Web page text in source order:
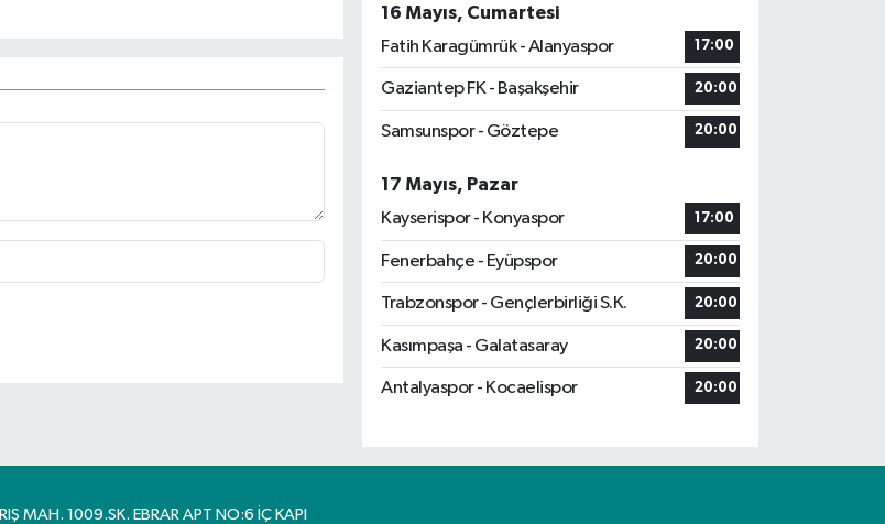
16 Mayıs, Cumartesi
Fatih Karagümrük - Alanyaspor
17:00
Gaziantep FK - Başakşehir 20:00
Samsunspor - Göztepe 20:00
17 Mayıs, Pazar
Kayserispor - Konyaspor
17:00
Fenerbahçe - Eyüpspor 20:00
Trabzonspor - Gençlerbirliği S.K. 20:00
Kasımpaşa - Galatasaray 20:00
Antalyaspor - Kocaelispor 20:00
MAH. 1009.SK. EBRAR APT NO:6 İÇ KAPI